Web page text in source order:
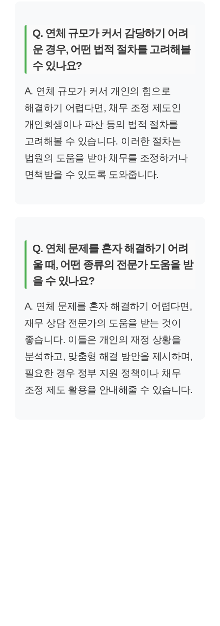
Q. 연체 규모가 커서 감당하기 어려
운 경우, 어떤 법적 절차를 고려해볼
수 있나요?
A. 연체 규모가 커서 개인의 힘으로
해결하기 어렵다면, 채무 조정 제도인
개인회생이나 파산 등의 법적 절차를
고려해볼 수 있습니다. 이러한 절차는
법원의 도움을 받아 채무를 조정하거나
면책받을 수 있도록 도와줍니다.
Q. 연체 문제를 혼자 해결하기 어려
울 때, 어떤 종류의 전문가 도움을 받
을 수 있나요?
A. 연체 문제를 혼자 해결하기 어렵다면,
재무 상담 전문가의 도움을 받는 것이
좋습니다. 이들은 개인의 재정 상황을
분석하고, 맞춤형 해결 방안을 제시하며,
필요한 경우 정부 지원 정책이나 채무
조정 제도 활용을 안내해줄 수 있습니다.